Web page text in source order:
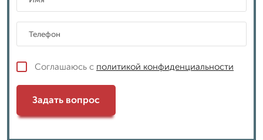
Соглашаюсь с политикой конфиденциальности
Задать вопрос